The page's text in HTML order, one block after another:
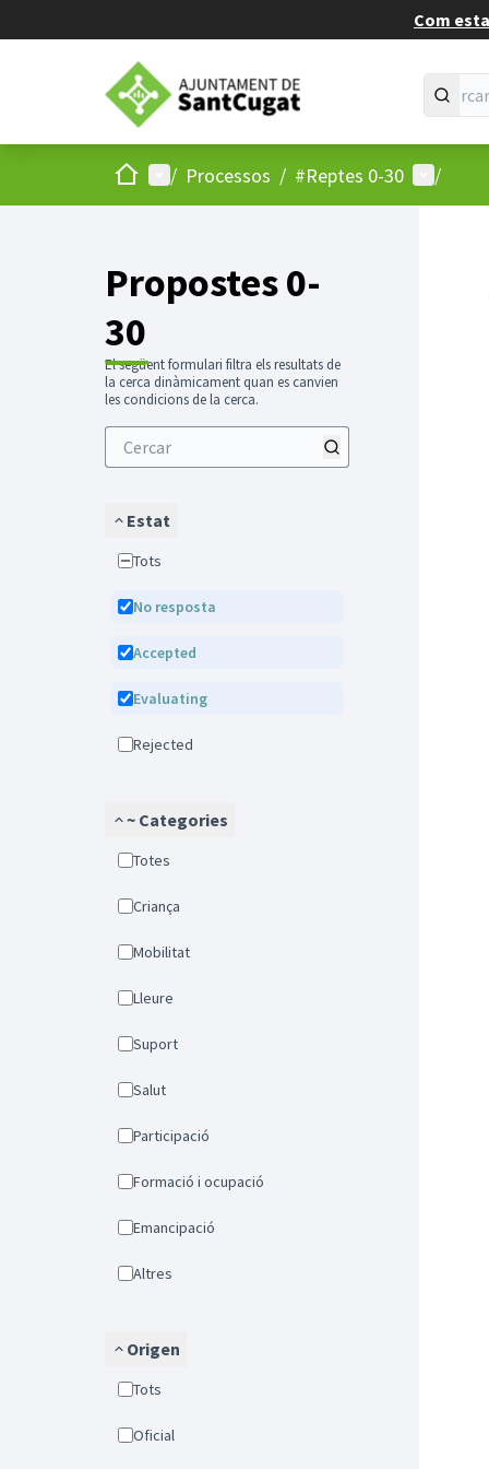
Com
Inici Menú principal
/ Processos / #Reptes 0-30 Menú
/
Propostes 0-
30
El següent formulari filtra els resultats de
la cerca dinàmicament quan es canvien
les condicions de la cerca.
Estat
Tots
No resposta
Accepted
Evaluating
Rejected
~ Categories
Totes
Criança
Mobilitat
Lleure
Suport
Salut
Participació
Formació i ocupació
Emancipació
Altres
Origen
Tots
Oficial